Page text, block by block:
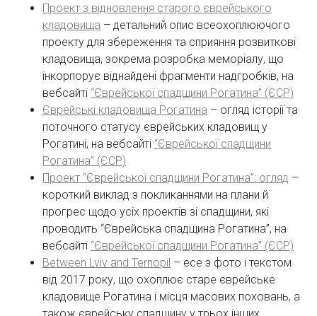
Проект з відновлення старого єврейського
кладовища – детальний опис всеохоплюючого
проекту для збереження та сприяння розвиткові
кладовища, зокрема розробка меморіалу, що
інкорпорує віднайдені фрагменти надгробків, на
вебсайті “Єврейської спадщини Рогатина” (ЄСР)
Єврейські кладовища Рогатина – огляд історії та
поточного статусу єврейських кладовищ у
Рогатині, на вебсайті “Єврейської спадщини
Рогатина” (ЄСР)
Проект “Єврейської спадщини Рогатина”: огляд –
короткий виклад з покликаннями на плани й
прогрес щодо усіх проектів зі спадщини, які
проводить “Єврейська спадщина Рогатина”, на
вебсайті “Єврейської спадщини Рогатина” (ЄСР)
Between Lviv and Ternopil – есе з фото і текстом
від 2017 року, що охоплює старе єврейське
кладовище Рогатина і місця масових поховань, а
також єврейську спадщину у трьох інших